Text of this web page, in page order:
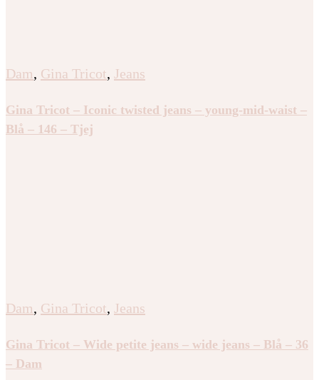
Dam, Gina Tricot, Jeans
Gina Tricot – Iconic twisted jeans – young-mid-waist –
Blå – 146 – Tjej
Dam, Gina Tricot, Jeans
Gina Tricot – Wide petite jeans – wide jeans – Blå – 36
– Dam